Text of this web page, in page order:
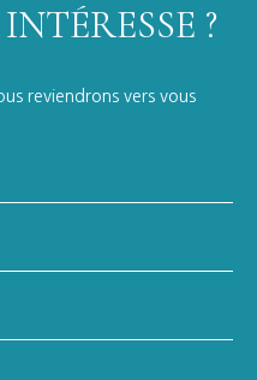
?
reviendrons vers vous